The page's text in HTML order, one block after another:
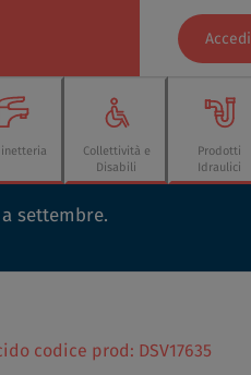
Accedi
Collettività e
Disabili
Prodotti
Idraulici
settembre.
codice prod: DSV17635